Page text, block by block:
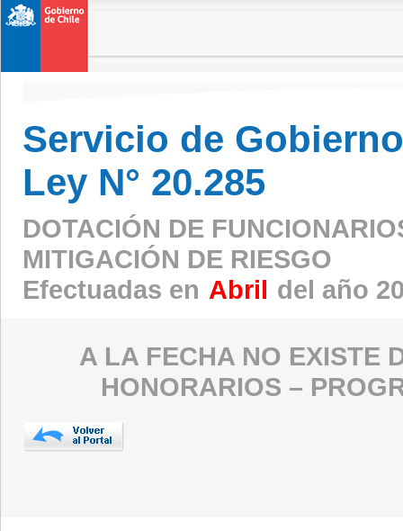
Servicio de
Ley N° 20.285
DOTACIÓN DE
MITIGACIÓN DE RIESGO
Efectuadas en Abril del año
A LA FECHA NO EXISTE
HONORARIOS –